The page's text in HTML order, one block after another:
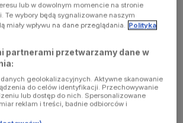
lub w dowolnym momencie na stronie
Te wybory będą sygnalizowane naszym
miały wpływu na dane przeglądania. Polityka
partnerami przetwarzamy dane w
danych geolokalizacyjnych. Aktywne skanowanie
do celów identyfikacji. Przechowywanie
lub dostęp do nich. Spersonalizowane
reklam i treści, badnie odbiorców i